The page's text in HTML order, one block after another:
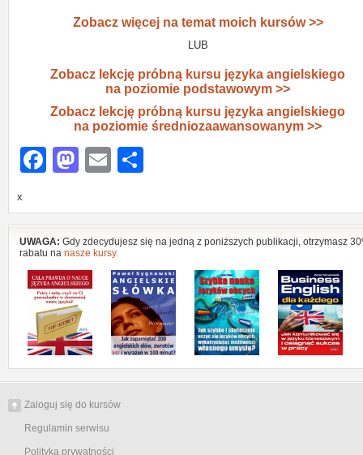
Zobacz więcej na temat moich kursów >>
LUB
Zobacz lekcję próbną kursu języka angielskiego
na poziomie podstawowym >>
Zobacz lekcję próbną kursu języka angielskiego
na poziomie średniozaawansowanym >>
Facebook
Mastodon
Email
x
UWAGA: Gdy zdecydujesz się na jedną z poniższych publikacji, otrzymasz
rabatu na nasze kursy.
Zaloguj się do kursów
Regulamin serwisu
Polityka prywatności